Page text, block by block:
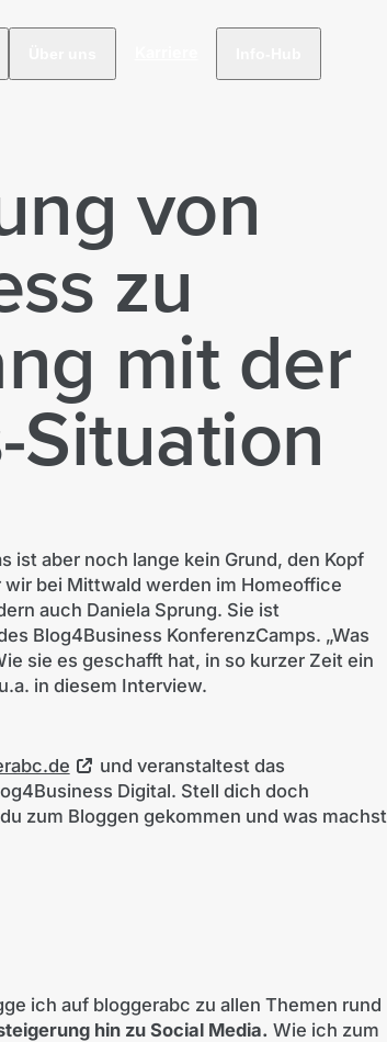
von
zu
mit der
Situation
ist aber noch lange kein Grund, den Kopf
wir bei Mittwald werden im Homeoffice
auch Daniela Sprung. Sie ist
Blog4Business KonferenzCamps. „Was
sie es geschafft hat, in so kurzer Zeit ein
in diesem Interview.
und veranstaltest das
Digital. Stell dich doch
zum Bloggen gekommen und was machst
ich auf bloggerabc zu allen Themen rund
hin zu Social Media. Wie ich zum